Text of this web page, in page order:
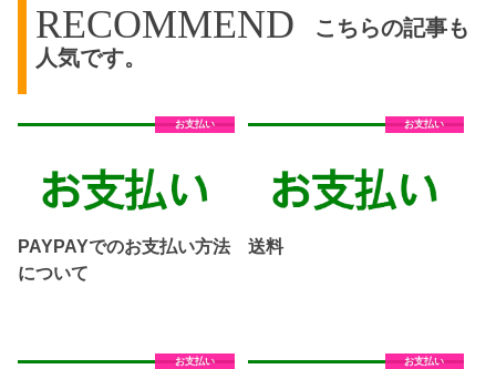
RECOMMEND
こちらの記事も
人気です。
お支払い
PAYPAYでのお支払い方法
について
お支払い
送料
お支払い お支払い